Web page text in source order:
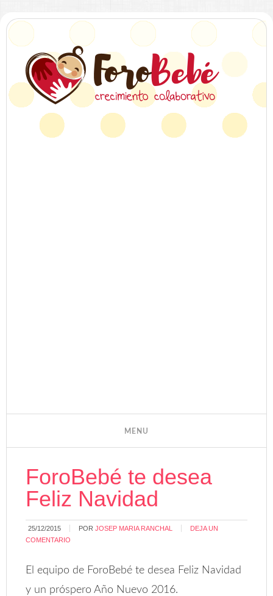
ForoBebé te desea
Feliz Navidad
25/12/2015 PORJOSEP MARIA RANCHAL
DEJA UN
COMENTARIO
El equipo de ForoBebé te desea Feliz Navidad
y un próspero Año Nuevo 2016.